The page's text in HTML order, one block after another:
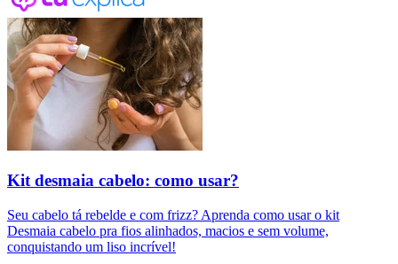
Kit desmaia cabelo: como usar?
Seu cabelo tá rebelde e com frizz? Aprenda como usar o kit
Desmaia cabelo pra fios alinhados, macios e sem volume,
conquistando um liso incrível!